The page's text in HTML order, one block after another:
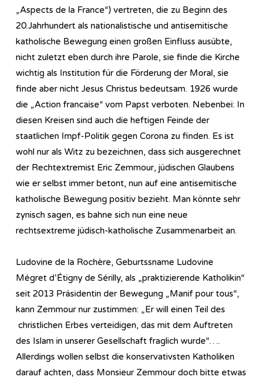
„Aspects de la France“) vertreten, die zu Beginn des
20.Jahrhundert als nationalistische und antisemitische
katholische Bewegung einen großen Einfluss ausübte,
nicht zuletzt eben durch ihre Parole, sie finde die Kirche
wichtig als Institution für die Förderung der Moral, sie
finde aber nicht Jesus Christus bedeutsam. 1926 wurde
die „Action francaise“ vom Papst verboten. Nebenbei: In
diesen Kreisen sind auch die heftigen Feinde der
staatlichen Impf-Politik gegen Corona zu finden. Es ist
wohl nur als Witz zu bezeichnen, dass sich ausgerechnet
der Rechtextremist Eric Zemmour, jüdischen Glaubens
wie er selbst immer betont, nun auf eine antisemitische
katholische Bewegung positiv bezieht. Man könnte sehr
zynisch sagen, es bahne sich nun eine neue
rechtsextreme jüdisch-katholische Zusammenarbeit an.
Ludovine de la Rochère, Geburtssname Ludovine
Mégret d’Étigny de Sérilly, als „praktizierende Katholikin“
seit 2013 Präsidentin der Bewegung „Manif pour tous“,
kann Zemmour nur zustimmen: „Er will einen Teil des
christlichen Erbes verteidigen, das mit dem Auftreten
des Islam in unserer Gesellschaft fraglich wurde“….
Allerdings wollen selbst die konservativsten Katholiken
darauf achten, dass Monsieur Zemmour doch bitte etwas